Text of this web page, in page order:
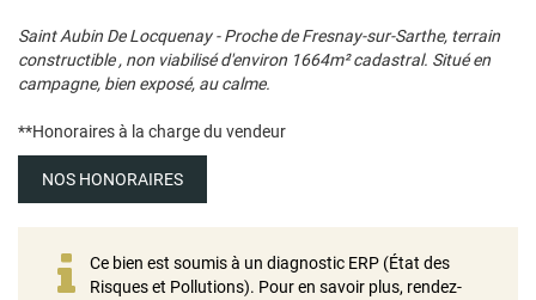
Saint Aubin De Locquenay - Proche de Fresnay-sur-Sarthe, terrain
constructible , non viabilisé d'environ 1664m² cadastral. Situé en
campagne, bien exposé, au calme.
**Honoraires à la charge du vendeur
NOS HONORAIRES
Ce bien est soumis à un diagnostic ERP (État des
Risques et Pollutions). Pour en savoir plus, rendez-